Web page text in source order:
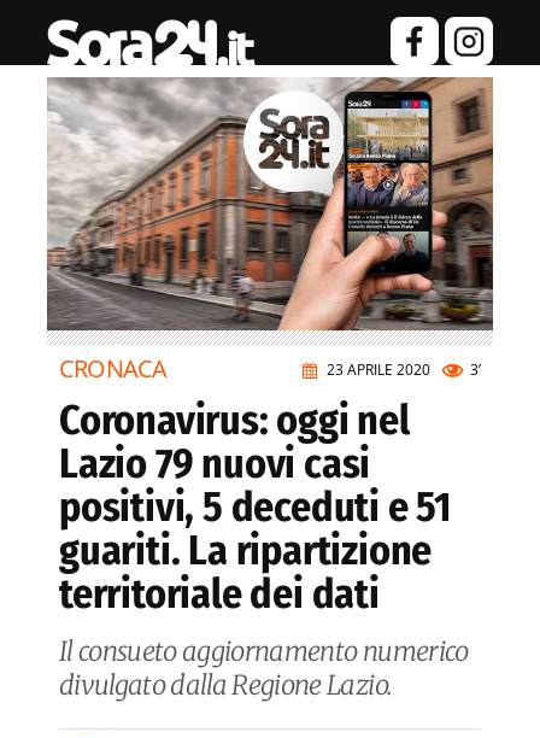
23 APRILE 2020 3’
CRONACA
Coronavirus: oggi nel
Lazio 79 nuovi casi
positivi, 5 deceduti e 51
guariti. La ripartizione
territoriale dei dati
Il consueto aggiornamento numerico
divulgato dalla Regione Lazio.